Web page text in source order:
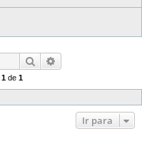
Pesquisar
1 de 1
Ir para